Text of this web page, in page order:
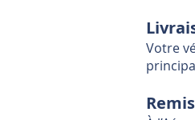
Votre